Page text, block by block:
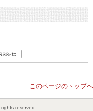
このページのトップへ
reserved.